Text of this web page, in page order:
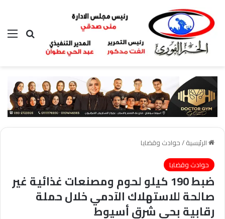
بحث عن
الرئيسية/حوادث وقضايا
حوادث وقضايا
ضبط 190 كيلو لحوم ومصنعات غذائية غير
صالحة للاستهلاك الآدمي خلال حملة
رقابية بحي شرق أسيوط